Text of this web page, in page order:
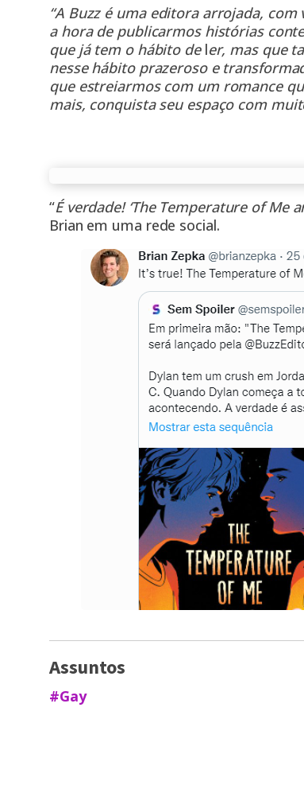
“A Buzz é uma editora arrojada,
a hora de publicarmos histórias
que já tem o hábito de ler, mas que
nesse hábito prazeroso e
que estreiarmos com um romance
mais, conquista seu espaço com
“É verdade! ‘The Temperature of Me
Brian em uma rede social.
Assuntos
#Gay